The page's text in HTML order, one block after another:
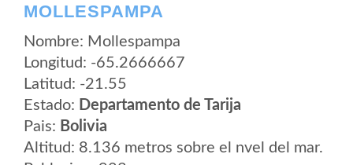
MOLLESPAMPA
Nombre: Mollespampa
Longitud: -65.2666667
Latitud: -21.55
Estado: Departamento de Tarija
Pais: Bolivia
Altitud: 8.136 metros sobre el nvel del mar.